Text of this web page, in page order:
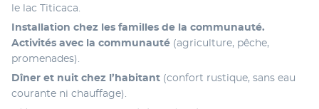
le lac Titicaca.
Installation chez les familles de la communauté.
Activités avec la communauté (agriculture, pêche,
promenades).
Dîner et nuit chez l’habitant (confort rustique, sans eau
courante ni chauffage).